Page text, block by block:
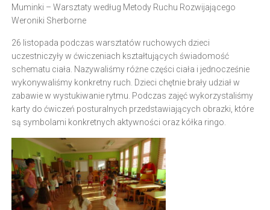
Muminki – Warsztaty według Metody Ruchu Rozwijającego
Weroniki Sherborne
26 listopada podczas warsztatów ruchowych dzieci
uczestniczyły w ćwiczeniach kształtujących świadomość
schematu ciała. Nazywaliśmy różne części ciała i jednocześnie
wykonywaliśmy konkretny ruch. Dzieci chętnie brały udział w
zabawie w wystukiwanie rytmu. Podczas zajęć wykorzystaliśmy
karty do ćwiczeń posturalnych przedstawiających obrazki, które
są symbolami konkretnych aktywności oraz kółka ringo.